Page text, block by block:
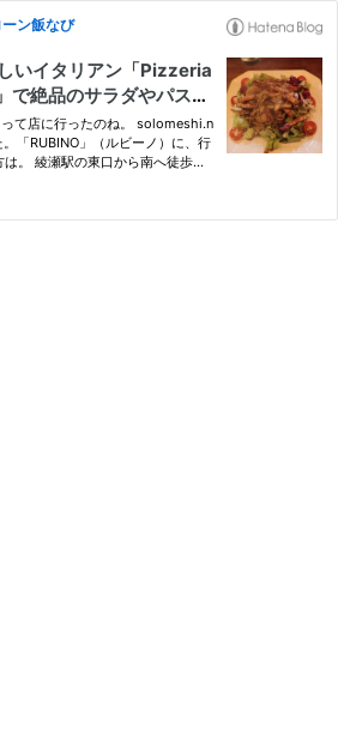
ン飯なび
いイタリアン「Pizzeria
で絶品のサラダやパスタ
を堪能
て店に行ったのね。 solomeshi.n
「RUBINO」（ルビーノ）に、行
。 綾瀬駅の東口から南へ徒歩す
店だから、今は値段が変わって